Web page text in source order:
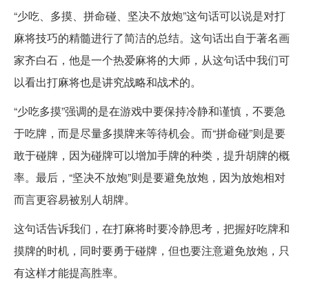
“少吃、多摸、拼命碰、坚决不放炮”这句话可以说是对打
麻将技巧的精髓进行了简洁的总结。这句话出自于著名画
家齐白石，他是一个热爱麻将的大师，从这句话中我们可
以看出打麻将也是讲究战略和战术的。
“少吃多摸”强调的是在游戏中要保持冷静和谨慎，不要急
于吃牌，而是尽量多摸牌来等待机会。而“拼命碰”则是要
敢于碰牌，因为碰牌可以增加手牌的种类，提升胡牌的概
率。最后，“坚决不放炮”则是要避免放炮，因为放炮相对
而言更容易被别人胡牌。
这句话告诉我们，在打麻将时要冷静思考，把握好吃牌和
摸牌的时机，同时要勇于碰牌，但也要注意避免放炮，只
有这样才能提高胜率。